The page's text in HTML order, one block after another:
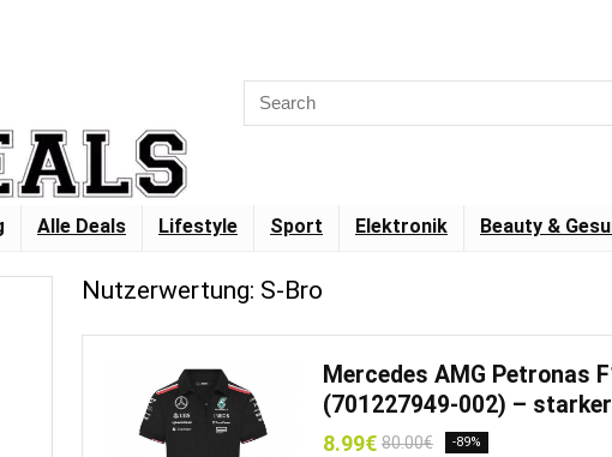
Alle Deals Lifestyle Sport Elektronik Beauty &
Nutzerwertung: S-Bro
Mercedes AMG Petronas
(701227949-002) –
8.99€ 80.00€ -89%